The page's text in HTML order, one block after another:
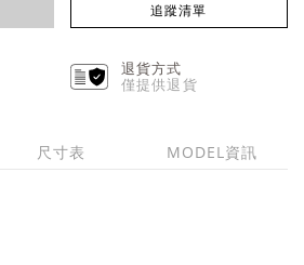
追蹤清單
退貨方式
僅提供退貨
尺寸表 MODEL資訊